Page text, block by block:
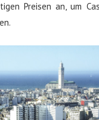
Preisen an, um